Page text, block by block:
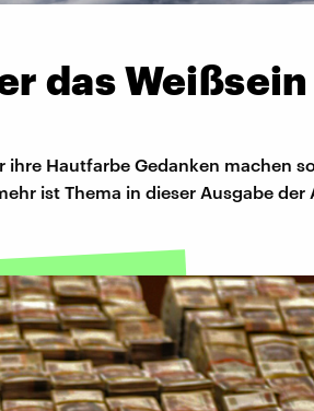
das Weißsein
ihre Hautfarbe Gedanken machen
ist Thema in dieser Ausgabe der